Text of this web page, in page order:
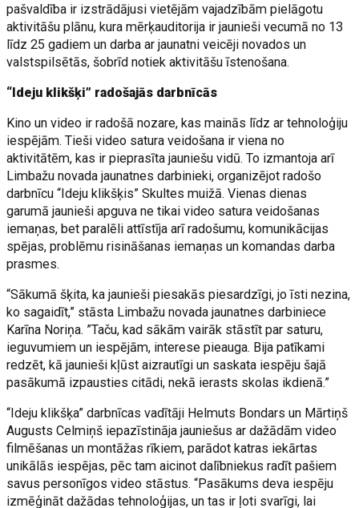
pašvaldība ir izstrādājusi vietējām vajadzībām pielāgotu
aktivitāšu plānu, kura mērķauditorija ir jaunieši vecumā no 13
līdz 25 gadiem un darba ar jaunatni veicēji novados un
valstspilsētās, šobrīd notiek aktivitāšu īstenošana.
“Ideju klikšķi” radošajās darbnīcās
Kino un video ir radošā nozare, kas mainās līdz ar tehnoloģiju
iespējām. Tieši video satura veidošana ir viena no
aktivitātēm, kas ir pieprasīta jauniešu vidū. To izmantoja arī
Limbažu novada jaunatnes darbinieki, organizējot radošo
darbnīcu “Ideju klikšķis” Skultes muižā. Vienas dienas
garumā jaunieši apguva ne tikai video satura veidošanas
iemaņas, bet paralēli attīstīja arī radošumu, komunikācijas
spējas, problēmu risināšanas iemaņas un komandas darba
prasmes.
“Sākumā šķita, ka jaunieši piesakās piesardzīgi, jo īsti nezina,
ko sagaidīt,” stāsta Limbažu novada jaunatnes darbiniece
Karīna Noriņa. ”Taču, kad sākām vairāk stāstīt par saturu,
ieguvumiem un iespējām, interese pieauga. Bija patīkami
redzēt, kā jaunieši kļūst aizrautīgi un saskata iespēju šajā
pasākumā izpausties citādi, nekā ierasts skolas ikdienā.”
“Ideju klikšķa” darbnīcas vadītāji Helmuts Bondars un Mārtiņš
Augusts Celmiņš iepazīstināja jauniešus ar dažādām video
filmēšanas un montāžas rīkiem, parādot katras iekārtas
unikālās iespējas, pēc tam aicinot dalībniekus radīt pašiem
savus personīgos video stāstus. “Pasākums deva iespēju
izmēģināt dažādas tehnoloģijas, un tas ir ļoti svarīgi, lai